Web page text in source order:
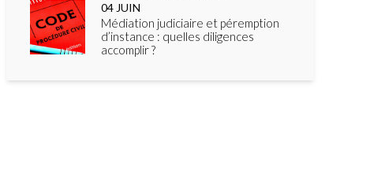
Médiation judiciaire et péremption
d’instance : quelles diligences
accomplir ?
04 JUIN